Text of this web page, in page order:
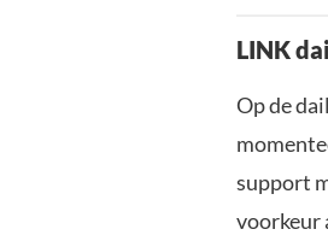
LINK
Op de
support
voorkeur